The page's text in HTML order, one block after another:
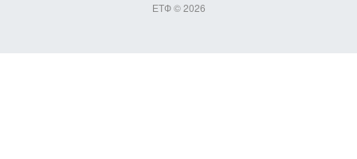
ЕТФ © 2026